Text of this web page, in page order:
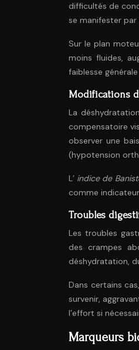
difficultés de
se manifester
Sur le plan
moins fluides,
faiblesse
Modifications
La
compensatoire
observer une
(hypotension
L’ indice de
comme
Troubles
Les troubles
des crampes
déshydratation,
Dans certains
survenir,
l’effort si
Marqueurs